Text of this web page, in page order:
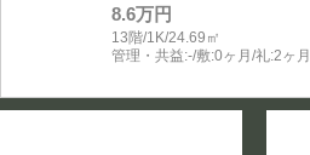
8.6万円
13階/1K/24.69㎡
管理・共益:-/敷:0ヶ月/礼:2ヶ月